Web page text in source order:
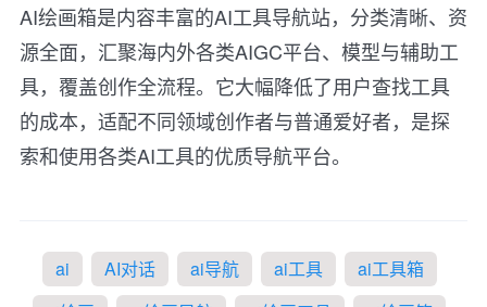
AI绘画箱是内容丰富的AI工具导航站，分类清晰、资
源全面，汇聚海内外各类AIGC平台、模型与辅助工
具，覆盖创作全流程。它大幅降低了用户查找工具
的成本，适配不同领域创作者与普通爱好者，是探
索和使用各类AI工具的优质导航平台。
ai AI对话 ai导航 ai工具
ai工具箱